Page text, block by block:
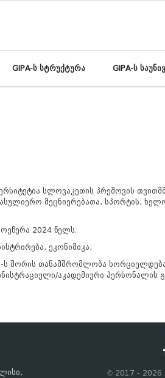
GIPA-ს სტრუქტურა GIPA-ს
სლოვაკეთის პრეშოვის
მეცნიერებათა, სპორტის,
2024 წელს.
ეკონიმიკა;
-ს შორის თანამშრომლობა
აკადემიური პერსონალის
© 2017 - 2026